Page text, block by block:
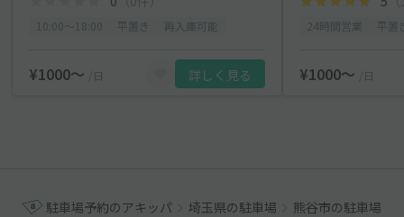
¥1000〜 /日 詳しく見る ¥1000〜 /日
駐車場予約のアキッパ 埼玉県の駐車場 熊谷市の駐車場